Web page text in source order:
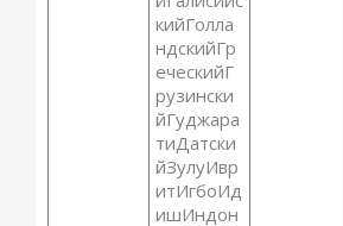
кийГолла
ндскийГр
еческийГ
рузински
йГуджара
тиДатски
йЗулуИвр
итИгбоИд
ишИндон